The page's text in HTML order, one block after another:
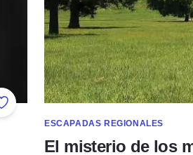
Añadir a favoritos
ESCAPADAS REGIONALES
El misterio de los